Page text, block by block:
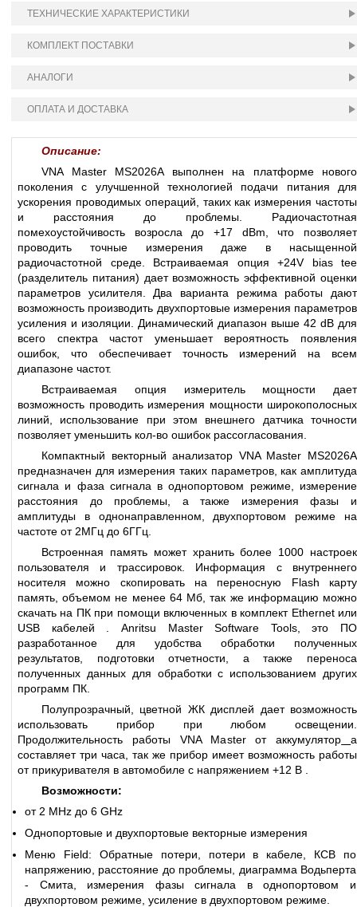
ТЕХНИЧЕСКИЕ ХАРАКТЕРИСТИКИ
КОМПЛЕКТ ПОСТАВКИ
АНАЛОГИ
ОПЛАТА И ДОСТАВКА
Описание:
VNA Master MS2026A выполнен на платформе нового
поколения с улучшенной технологией подачи питания для
ускорения проводимых операций, таких как измерения частоты
и расстояния до проблемы. Радиочастотная
помехоустойчивость возросла до +17 dBm, что позволяет
проводить точные измерения даже в насыщенной
радиочастотной среде. Встраиваемая опция +24V bias tee
(разделитель питания) дает возможность эффективной оценки
параметров усилителя. Два варианта режима работы дают
возможность производить двухпортовые измерения параметров
усиления и изоляции. Динамический диапазон выше 42 dB для
всего спектра частот уменьшает вероятность появления
ошибок, что обеспечивает точность измерений на всем
диапазоне частот.
Встраиваемая опция измеритель мощности дает
возможность проводить измерения мощности широкополосных
линий, использование при этом внешнего датчика точности
позволяет уменьшить кол-во ошибок рассогласования.
Компактный векторный анализатор VNA Master MS2026A
предназначен для измерения таких параметров, как амплитуда
сигнала и фаза сигнала в однопортовом режиме, измерение
расстояния до проблемы, а также измерения фазы и
амплитуды в однонаправленном, двухпортовом режиме на
частоте от 2МГц до 6ГГц.
Встроенная память может хранить более 1000 настроек
пользователя и трассировок. Информация с внутреннего
носителя можно скопировать на переносную Flash карту
память, объемом не менее 64 Мб, так же информацию можно
скачать на ПК при помощи включенных в комплект Ethernet или
USB кабелей . Anritsu Master Software Tools, это ПО
разработанное для удобства обработки полученных
результатов, подготовки отчетности, а также переноса
полученных данных для обработки с использованием других
программ ПК.
Полупрозрачный, цветной ЖК дисплей дает возможность
использовать прибор при любом освещении.
Продолжительность работы VNA Master от аккумулятор
а
составляет три часа, так же прибор имеет возможность работы
от прикуривателя в автомобиле с напряжением +12 В .
Возможности:
от 2 MHz до 6 GHz
Однопортовые и двухпортовые векторные измерения
Меню Field: Обратные потери, потери в кабеле, КСВ по
напряжению, расстояние до проблемы, диаграмма Водьперта
- Смита, измерения фазы сигнала в однопортовом и
двухпортовом режиме, усиление в двухпортовом режиме.